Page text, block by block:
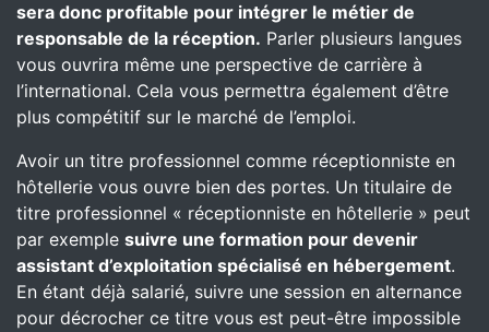
sera donc profitable pour intégrer le métier de
responsable de la réception. Parler plusieurs langues
vous ouvrira même une perspective de carrière à
l’international. Cela vous permettra également d’être
plus compétitif sur le marché de l’emploi.
Avoir un titre professionnel comme réceptionniste en
hôtellerie vous ouvre bien des portes. Un titulaire de
titre professionnel « réceptionniste en hôtellerie » peut
par exemple suivre une formation pour devenir
assistant d’exploitation spécialisé en hébergement.
En étant déjà salarié, suivre une session en alternance
pour décrocher ce titre vous est peut-être impossible